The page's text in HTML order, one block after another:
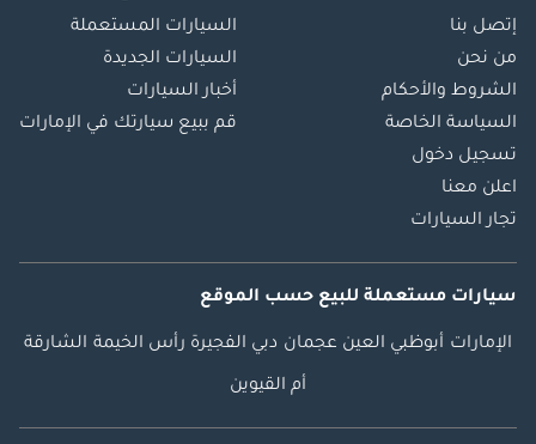
إتصل بنا
من نحن
الشروط والأحكام
السياسة الخاصة
تسجيل دخول
اعلن معنا
تجار السيارات
السيارات المستعملة
السيارات الجديدة
أخبار السيارات
قم ببيع سيارتك في الإمارات
سيارات مستعملة للبيع حسب الموقع
الإمارات أبوظبي العين عجمان دبي الفجيرة رأس الخيمة الشارقة
أم القيوين